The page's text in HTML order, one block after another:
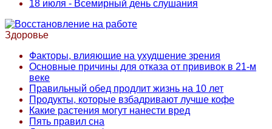
18 июля - Всемирный день слушания
Здоровье
Факторы, влияющие на ухудшение зрения
Основные причины для отказа от прививок в 21-м
веке
Правильный обед продлит жизнь на 10 лет
Продукты, которые взбадривают лучше кофе
Какие растения могут нанести вред
Пять правил сна